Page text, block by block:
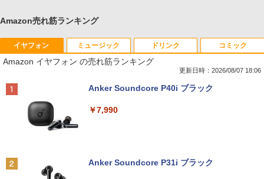
Amazon売れ筋ランキング
イヤフォン
Amazon イヤフォン の売れ筋ランキング
更新日時：2026/08/07 18:06
Anker Soundcore P40i ブラック
￥7,990
Anker Soundcore P31i ブラック
ミュージック ドリンク コミック